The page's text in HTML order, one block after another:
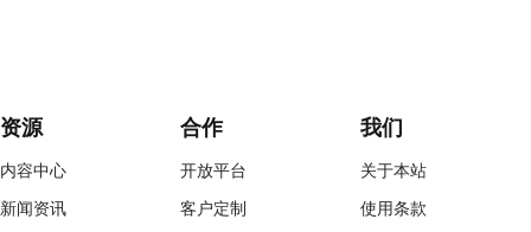
资源
内容中心
新闻资讯
合作
开放平台
客户定制
我们
关于本站
使用条款